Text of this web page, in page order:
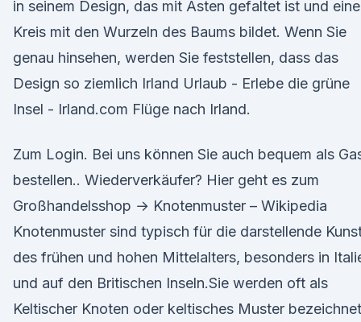
in seinem Design, das mit Ästen gefaltet ist und
Kreis mit den Wurzeln des Baums bildet. Wenn Sie
genau hinsehen, werden Sie feststellen, dass das
Design so ziemlich Irland Urlaub - Erlebe die grüne
Insel - Irland.com Flüge nach Irland.
Zum Login. Bei uns können Sie auch bequem als
bestellen.. Wiederverkäufer? Hier geht es zum
Großhandelsshop → Knotenmuster – Wikipedia
Knotenmuster sind typisch für die darstellende
des frühen und hohen Mittelalters, besonders in
und auf den Britischen Inseln.Sie werden oft als
Keltischer Knoten oder keltisches Muster bezeichnet